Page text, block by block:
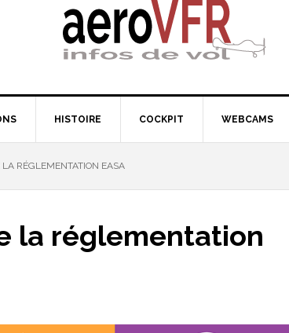
HISTOIRE COCKPIT WEBCAMS
LA RÉGLEMENTATION EASA
la réglementation